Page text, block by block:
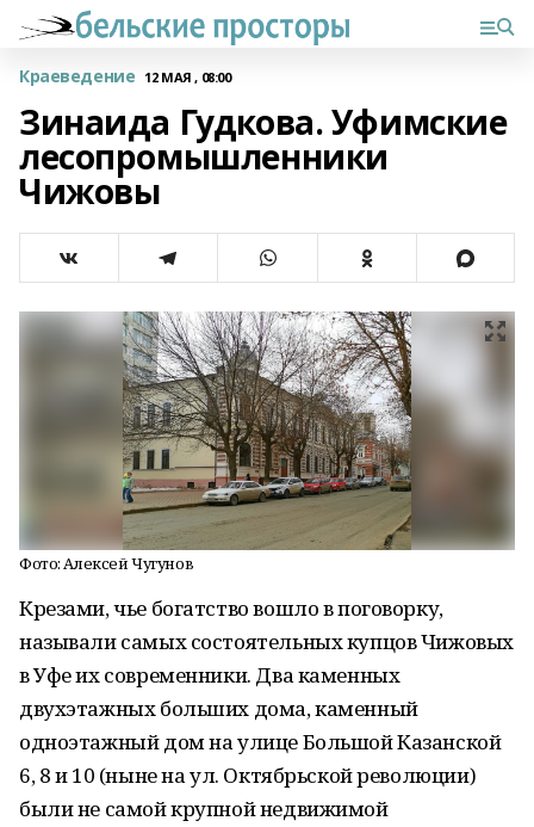
Краеведение 12 МАЯ , 08:00
Зинаида Гудкова. Уфимские
лесопромышленники
Чижовы
Фото: Алексей Чугунов
Крезами, чье богатство вошло в поговорку,
называли самых состоятельных купцов Чижовых
в Уфе их современники. Два каменных
двухэтажных больших дома, каменный
одноэтажный дом на улице Большой Казанской
6, 8 и 10 (ныне на ул. Октябрьской революции)
были не самой крупной недвижимой